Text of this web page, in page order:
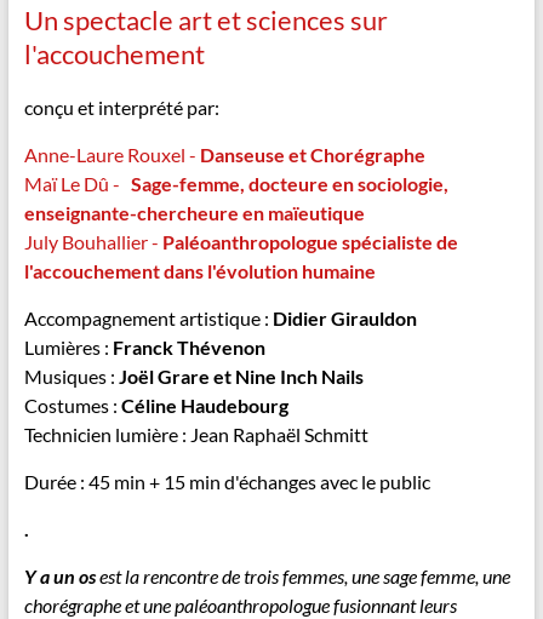
Un spectacle art et sciences sur
l'accouchement
conçu et interprété par:
Anne-Laure Rouxel - Danseuse et Chorégraphe
Maï Le Dû - Sage-femme, docteure en sociologie,
enseignante-chercheure en maïeutique
July Bouhallier - Paléoanthropologue spécialiste de
l'accouchement dans l'évolution humaine
Accompagnement artistique : Didier Girauldon
Lumières : Franck Thévenon
Musiques : Joël Grare et Nine Inch Nails
Costumes : Céline Haudebourg
Technicien lumière : Jean Raphaël Schmitt
Durée : 45 min + 15 min d'échanges avec le public
.
Y a un osest la rencontre de trois femmes, une sage femme, une
chorégraphe et une paléoanthropologue fusionnant leurs